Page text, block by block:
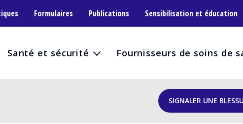
Formulaires Publications Sensibilisation et éducation
Santé et sécurité Fournisseurs de soins de
SIGNALER UNE